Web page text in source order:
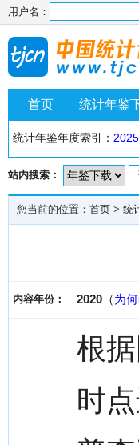
用户名：
首页 统计年鉴
统计年鉴年度索引： 2025
站内搜索：
您当前的位置： 首页 > 统
内容年份： 2020 （为
根
时